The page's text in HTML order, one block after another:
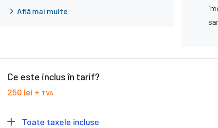
Află mai multe
Ce este inclus în tarif?
250 lei + TVA
Toate taxele incluse